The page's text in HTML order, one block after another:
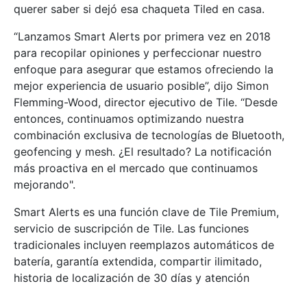
querer saber si dejó esa chaqueta Tiled en casa.
“Lanzamos Smart Alerts por primera vez en 2018
para recopilar opiniones y perfeccionar nuestro
enfoque para asegurar que estamos ofreciendo la
mejor experiencia de usuario posible”, dijo Simon
Flemming-Wood, director ejecutivo de Tile. “Desde
entonces, continuamos optimizando nuestra
combinación exclusiva de tecnologías de Bluetooth,
geofencing y mesh. ¿El resultado? La notificación
más proactiva en el mercado que continuamos
mejorando".
Smart Alerts es una función clave de Tile Premium,
servicio de suscripción de Tile. Las funciones
tradicionales incluyen reemplazos automáticos de
batería, garantía extendida, compartir ilimitado,
historia de localización de 30 días y atención